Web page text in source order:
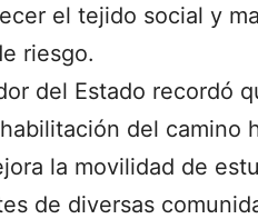
el tejido social y
riesgo.
del Estado recordó
del camino
la movilidad de
de diversas